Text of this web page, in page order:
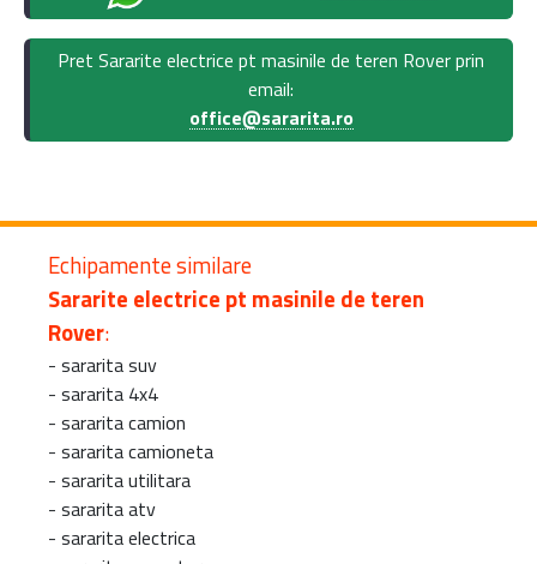
Pret Sararite electrice pt masinile de teren Rover prin
email:
office@sararita.ro
Echipamente similare
Sararite electrice pt masinile de teren
Rover:
- sararita suv
- sararita 4x4
- sararita camion
- sararita camioneta
- sararita utilitara
- sararita atv
- sararita electrica